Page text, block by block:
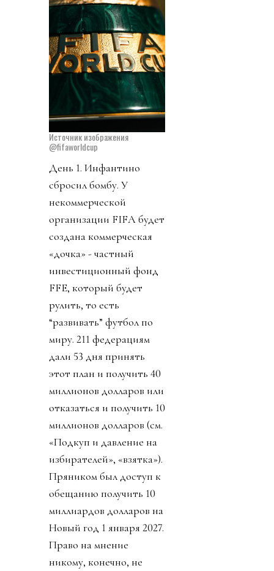
Источник изображения
@fifaworldcup
День 1. Инфантино
сбросил бомбу. У
некоммерческой
организации FIFA будет
создана коммерческая
«дочка» - частный
инвестиционный фонд
FFE, который будет
рулить, то есть
“развивать” футбол по
миру. 211 федерациям
дали 53 дня принять
этот план и получить 40
миллионов долларов или
отказаться и получить 10
миллионов долларов (см.
«Подкуп и давление на
избирателей», «взятка»).
Пряником был доступ к
обещанию получить 10
миллиардов долларов на
Новый год 1 января 2027.
Право на мнение
никому, конечно, не